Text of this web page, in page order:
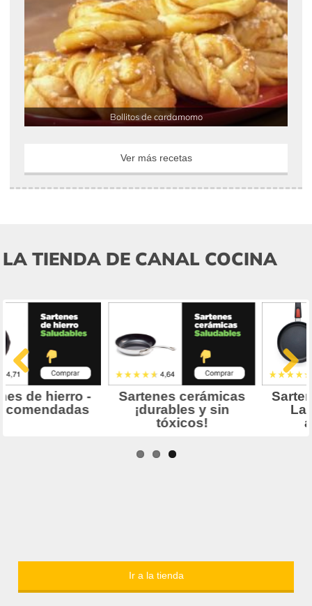
Bollitos de cardamomo
Ver más recetas
LA TIENDA DE CANAL COCINA
Ir a la tienda